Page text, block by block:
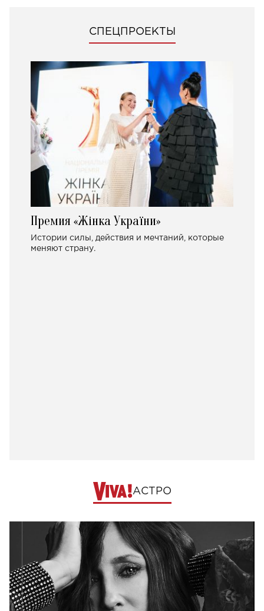
СПЕЦПРОЕКТЫ
Премия «Жінка України»
Истории силы, действия и мечтаний, которые
меняют страну.
АСТРО